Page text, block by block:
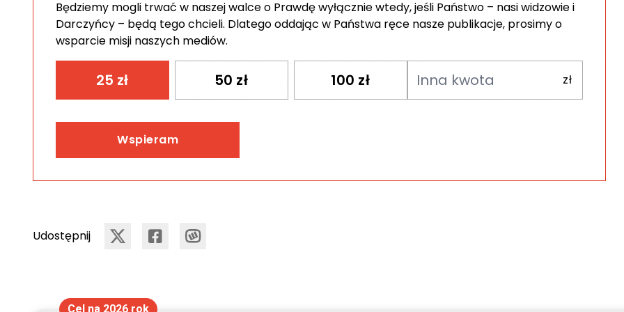
Będziemy mogli trwać w naszej walce o Prawdę wyłącznie wtedy, jeśli Państwo – nasi widzowie i
Darczyńcy – będą tego chcieli. Dlatego oddając w Państwa ręce nasze publikacje, prosimy o
wsparcie misji naszych mediów.
25 zł 50 zł 100 zł
Wspieram
Udostępnij
Cel na 2026 rok